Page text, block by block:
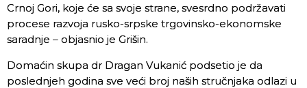
Crnoj Gori, koje će sa svoje strane, svesrdno podržavati
procese razvoja rusko-srpske trgovinsko-ekonomske
saradnje – objasnio je Grišin.
Domaćin skupa dr Dragan Vukanić podsetio je da
poslednjeh godina sve veći broj naših stručnjaka odlazi u